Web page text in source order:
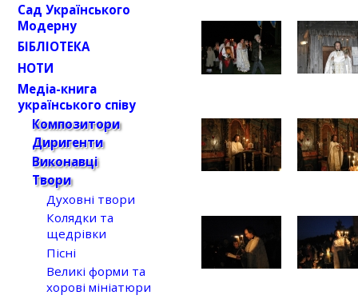
Сад Українського
Модерну
БІБЛІОТЕКА
НОТИ
Медіа-книга
українського співу
Композитори
Диригенти
Виконавці
Твори
Духовні твори
Колядки та
щедрівки
Пісні
Великі форми та
хорові мініатюри